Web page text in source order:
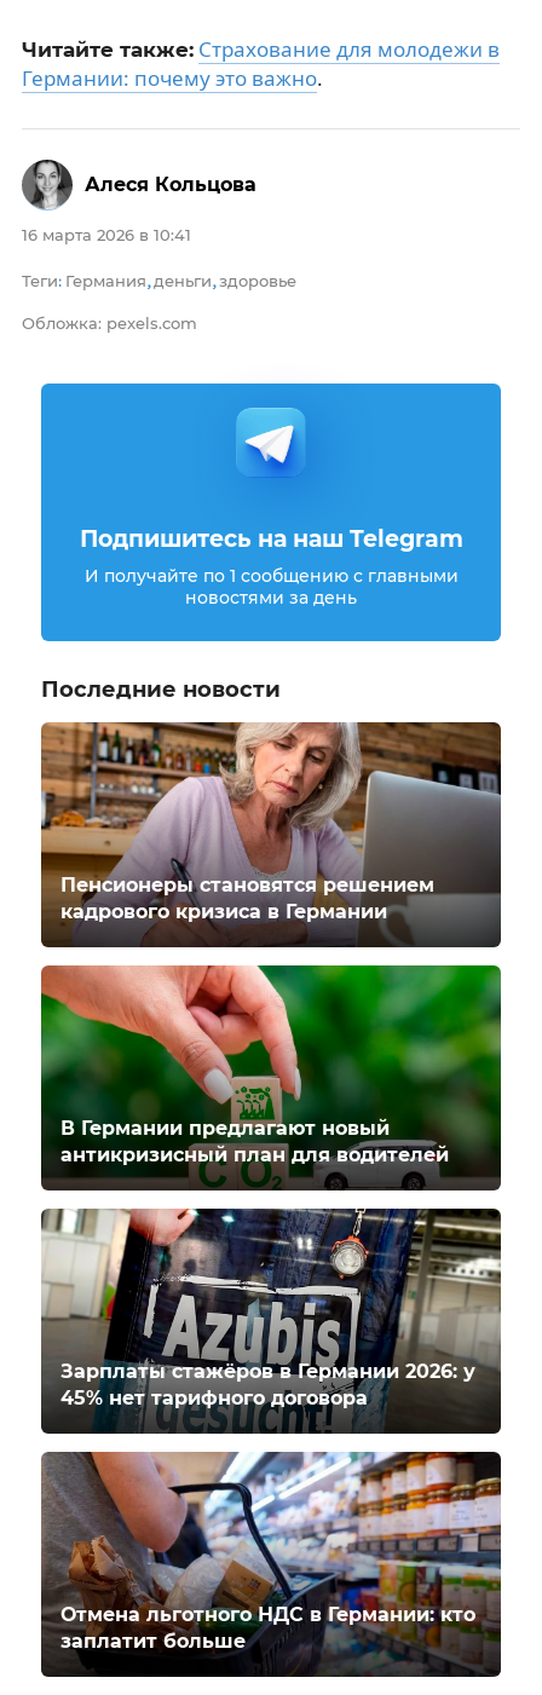
Читайте также: Страхование для молодежи в
Германии: почему это важно.
16 марта 2026 в 10:41
Теги: Германия, деньги,здоровье
Обложка: pexels.com
Алеся Кольцова
Подпишитесь на наш Telegram
И получайте по 1 сообщению с главными
новостями за день
Последние новости
Пенсионеры становятся решением
кадрового кризиса в Германии
В Германии предлагают новый
антикризисный план для водителей
Зарплаты стажёров в Германии 2026: у
45% нет тарифного договора
Отмена льготного НДС в Германии: кто
заплатит больше